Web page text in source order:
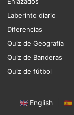
Laberinto diario
Diferencias
Quiz de Geografía
Quiz de Banderas
Quiz de fútbol
English